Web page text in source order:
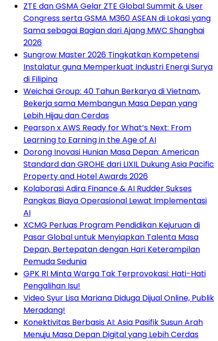
ZTE dan GSMA Gelar ZTE Global Summit & User
Congress serta GSMA M360 ASEAN di Lokasi yang
Sama sebagai Bagian dari Ajang MWC Shanghai
2026
Sungrow Master 2026 Tingkatkan Kompetensi
Instalatur guna Memperkuat Industri Energi Surya
di Filipina
Weichai Group: 40 Tahun Berkarya di Vietnam,
Bekerja sama Membangun Masa Depan yang
Lebih Hijau dan Cerdas
Pearson x AWS Ready for What’s Next: From
Learning to Earning in the Age of AI
Dorong Inovasi Hunian Masa Depan: American
Standard dan GROHE dari LIXIL Dukung Asia Pacific
Property and Hotel Awards 2026
Kolaborasi Adira Finance & AI Rudder Sukses
Pangkas Biaya Operasional Lewat Implementasi
AI
XCMG Perluas Program Pendidikan Kejuruan di
Pasar Global untuk Menyiapkan Talenta Masa
Depan, Bertepatan dengan Hari Keterampilan
Pemuda Sedunia
GPK RI Minta Warga Tak Terprovokasi: Hati-Hati
Pengalihan Isu!
Video Syur Lisa Mariana Diduga Dijual Online, Publik
Meradang!
Konektivitas Berbasis AI: Asia Pasifik Susun Arah
Menuju Masa Depan Digital yang Lebih Cerdas